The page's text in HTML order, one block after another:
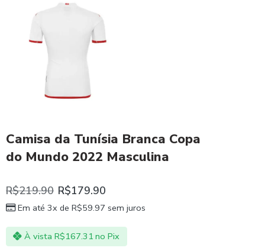
Camisa da Tunísia Branca Copa
do Mundo 2022 Masculina
R$219.90 R$179.90
Em até 3x de R$59.97 sem juros
À vista R$167.31 no Pix